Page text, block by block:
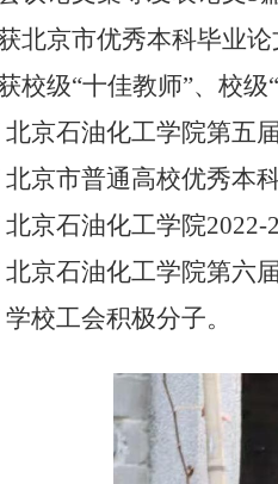
北京市优秀本科毕业
校级“十佳教师”、校级“
京石油化工学院第五
北京市普通高校优秀本
北京石油化工学院2022-
北京石油化工学院第六
校工会积极分子。